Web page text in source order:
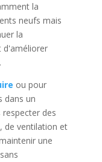
la
neufs mais
la
d'améliorer
ou pour
dans un
des
de ventilation et
une